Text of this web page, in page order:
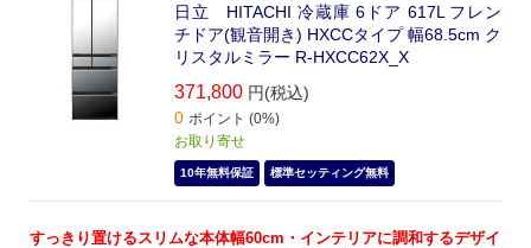
日立 HITACHI 冷蔵庫 6ドア 617L フレン
チドア(観音開き) HXCCタイプ 幅68.5cm ク
リスタルミラー R-HXCC62X_X
371,800 円(税込)
0 ポイント (0%)
お取り寄せ
10年無料保証 標準セッティング無料
すっきり置けるスリムな本体幅60cm・インテリアに調和するデザイ